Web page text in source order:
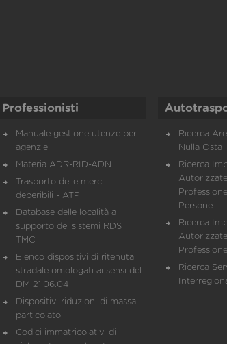
Professionisti
Manuale gestione utenze per
agenzie
Materia ADR-RID-ADN
Trasporto delle merci
deperibili - ATP
Database delle località a
supporto dei sistemi RDS
TMC
Elenco dispositivi di ritenuta
stradale omologati ai sensi del
DM 21.06.04
Dispositivi riduzioni di massa
particolato
Codici immatricolativi di
Ricerca
Nulla Osta
Ricerca
Persone
Ricerca
Ricerca